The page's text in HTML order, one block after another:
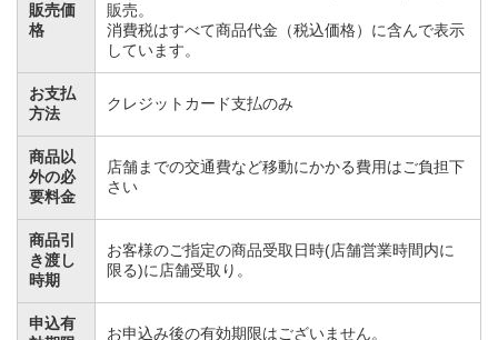
販売価
格
販売。
消費税はすべて商品代金（税込価格）に含んで表示
しています。
お支払
方法
クレジットカード支払のみ
商品以
外の必
要料金
店舗までの交通費など移動にかかる費用はご負担下
さい
商品引
き渡し
時期
お客様のご指定の商品受取日時(店舗営業時間内に
限る)に店舗受取り。
申込有
お申込み後の有効期限はございません。